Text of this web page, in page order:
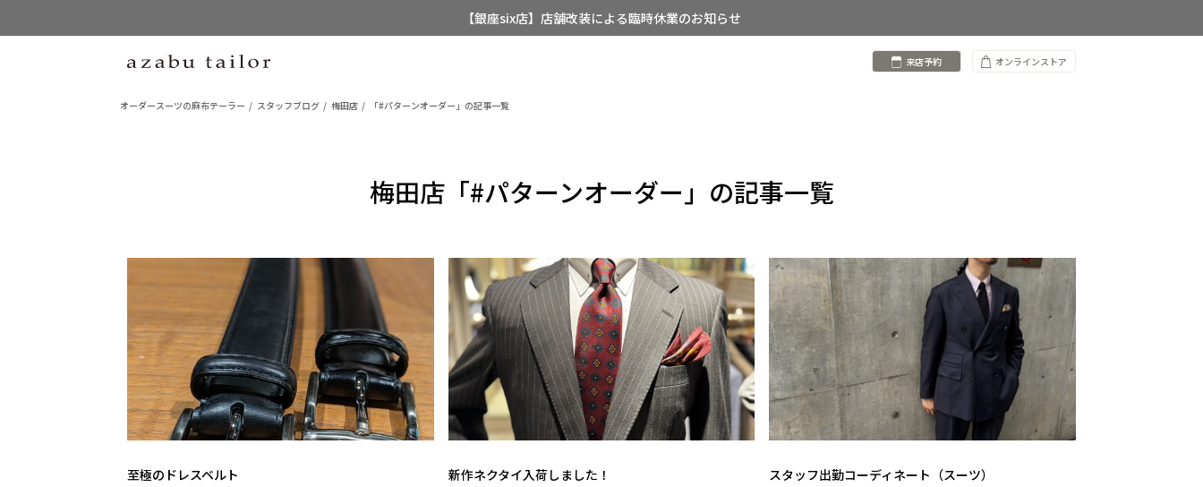
【銀座six店】店舗改装による臨時休業のお知らせ
来店予約 オンラインストア
オーダースーツの麻布テーラー スタッフブログ 梅田店 「#パターンオーダー」の記事一覧
梅田店「#パターンオーダー」の記事一覧
至極のドレスベルト
新作ネクタイ入荷しました！
スタッフ出勤コーディネート（スーツ）